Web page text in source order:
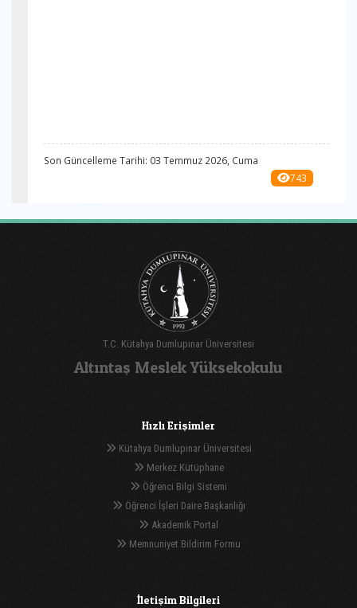
Son Güncelleme Tarihi: 03 Temmuz 2026, Cuma
743
T.C. Kütahya Dumlupınar Üniversitesi
Altıntaş Meslek Yüksekokulu
Hızlı Erişimler
Kütahya Dumlupınar Üniversitesi
Merkez Kütüphane
Öğrenci Bilgi Sistemi
Öğrenci İşleri Daire Başkanlığı
Akademik Portal
Memnuniyet Bildirim Formu
İletişim Bilgileri